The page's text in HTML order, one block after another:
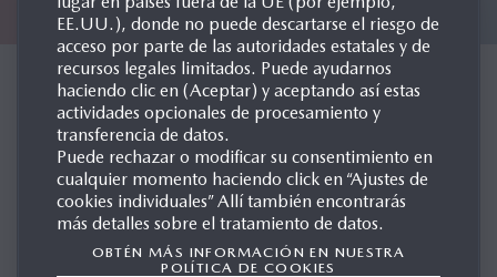
CONCEPT CARS
MAZDA ROADSTER COUPE
TS
EE.UU.), donde no puede descartarse el riesgo de
acceso por parte de las autoridades estatales y de
recursos legales limitados. Puede ayudarnos
haciendo clic en (Aceptar) y aceptando así estas
actividades opcionales de procesamiento y
transferencia de datos.
Puede rechazar o modificar su consentimiento en
cualquier momento haciendo click en “Ajustes de
cookies individuales” Allí también encontrarás
más detalles sobre el tratamiento de datos.
OBTÉN MÁS INFORMACIÓN EN NUESTRA
POLÍTICA DE COOKIES